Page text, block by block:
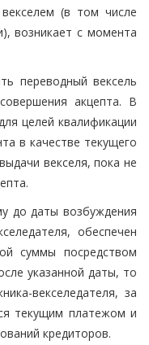
(в том числе
возникает с момента
переводный вексель
акцепта. В
целей квалификации
в качестве текущего
векселя, пока не
до даты возбуждения
обеспечен
суммы посредством
указанной даты, то
векселедателя, за
текущим платежом и
кредиторов.